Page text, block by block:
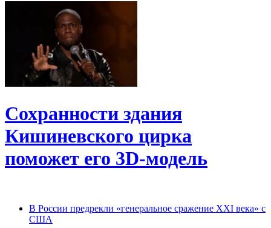
Сохранности здания
Кишиневского цирка
поможет его 3D-модель
В России предрекли «генеральное сражение XXI века» с
США